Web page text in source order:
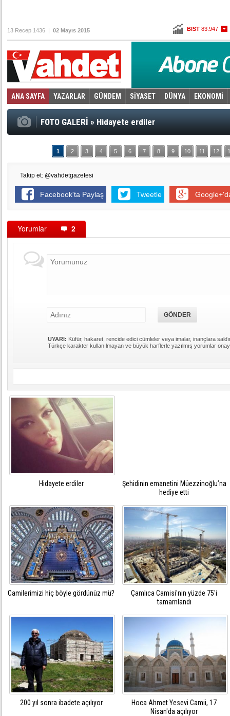
BIST 83.947
Altın101,182
Euro 2,9965
13 Recep 1436 | 02 Mayıs 2015
ANA SAYFA YAZARLAR GÜNDEM SİYASET DÜNYA EKONOMİ
Foto Galeri Video Galeri
FOTO GALERİ » Hidayete erdiler
1 2 3 4 5 6 7 8 9 10 11 12
Takip et: @vahdetgazetesi
Facebook'ta Paylaş Tweetle
Yorumlar 2
UYARI: Küfür, hakaret, rencide edici cümleler veya imalar, inançlara
Türkçe karakter kullanılmayan ve büyük harflerle yazılmış yorumlar
Hidayete erdiler
Şehidinin emanetini Müezzinoğlu’na
hediye etti
Camilerimizi hiç böyle gördünüz mü?
Çamlıca Camisi'nin yüzde 75'i
tamamlandı
200 yıl sonra ibadete açılıyor
Hoca Ahmet Yesevi Camii, 17
Nisan'da açılıyor